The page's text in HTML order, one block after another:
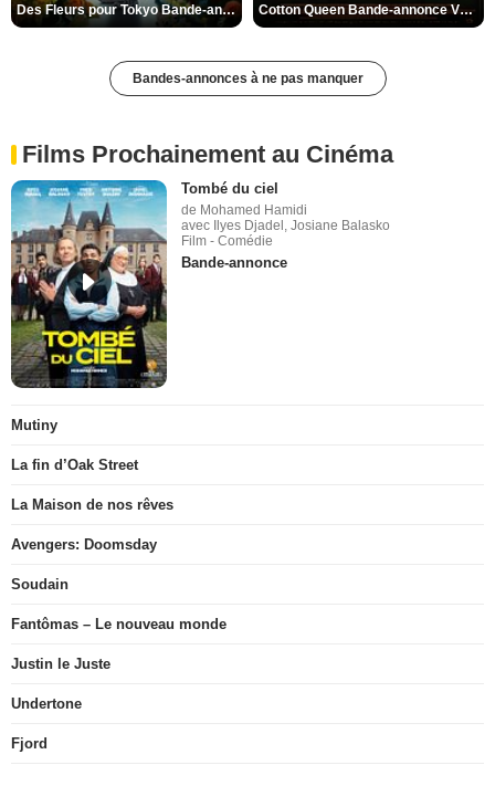
Des Fleurs pour Tokyo Bande-annonce VO STFR Cotton Queen Bande-annonce VO STFR
Bandes-annonces à ne pas manquer
Films Prochainement au Cinéma
Tombé du ciel
de Mohamed Hamidi
avec Ilyes Djadel, Josiane Balasko
Film - Comédie
Bande-annonce
Mutiny
La fin d’Oak Street
La Maison de nos rêves
Avengers: Doomsday
Soudain
Fantômas – Le nouveau monde
Justin le Juste
Undertone
Fjord